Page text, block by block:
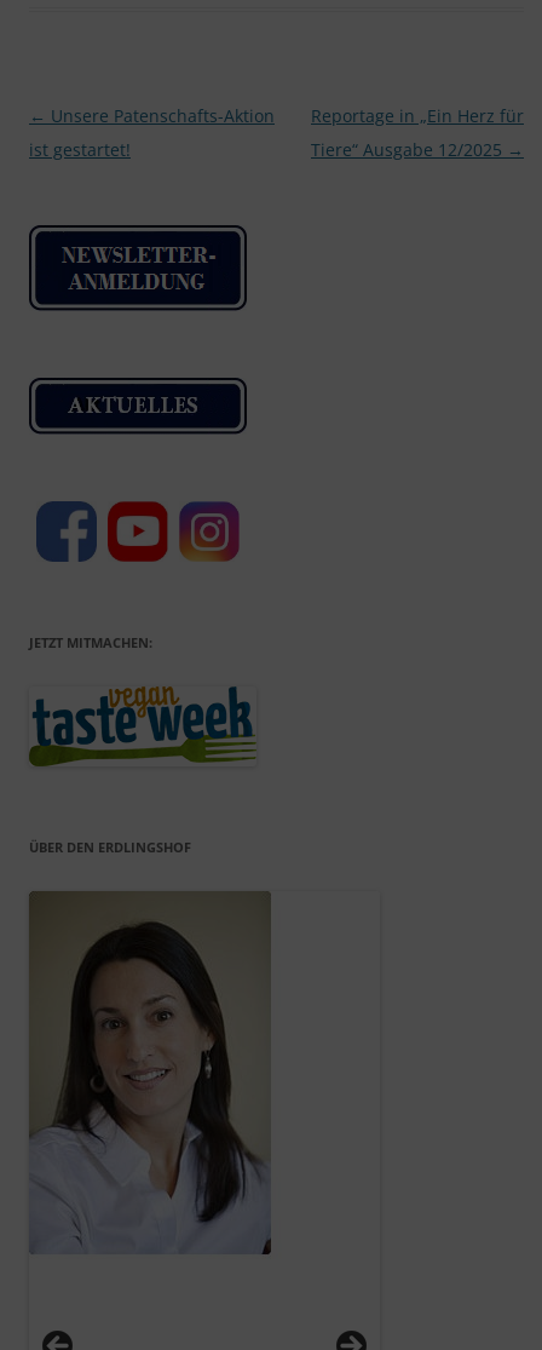
Beitragsnavigation
← Unsere Patenschafts-Aktion
ist gestartet!
Reportage in „Ein Herz für
Tiere“ Ausgabe 12/2025 →
JETZT MITMACHEN:
ÜBER DEN ERDLINGSHOF